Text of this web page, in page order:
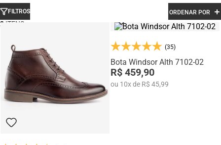
mantendo um visual moderno e sofisticado.
Produzidas em
masculinas combinam resistência, durabilidade e excelente
oferecendo conforto para o dia a dia e segurança em diferentes
ocasiões.
Fabricadas pelaRafarillo Calçados , marca com mais de
tradição em Franca, as botas da linha Alth unem tecnologia, design e
qualidade para homens que valorizam presença e estilo.
FILTROS ORDENAR POR
2
(35)
Bota Windsor Alth 7102-02
R$ 459,90
ou 10xde R$ 45,99